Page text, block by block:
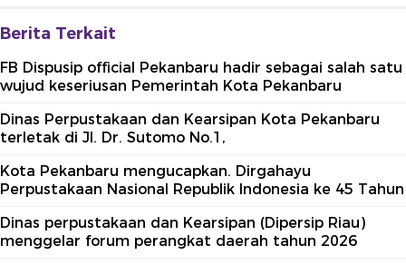
Berita Terkait
FB Dispusip official Pekanbaru hadir sebagai salah satu
wujud keseriusan Pemerintah Kota Pekanbaru
Dinas Perpustakaan dan Kearsipan Kota Pekanbaru
terletak di Jl. Dr. Sutomo No.1,
Kota Pekanbaru mengucapkan. Dirgahayu
Perpustakaan Nasional Republik Indonesia ke 45 Tahun
Dinas perpustakaan dan Kearsipan (Dipersip Riau)
menggelar forum perangkat daerah tahun 2026